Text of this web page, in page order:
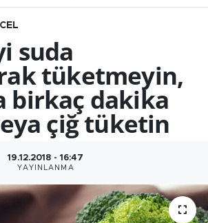
suda
tüketmeyin,
birkaç dakika
çiğ tüketin
19.12.2018 - 16:47
YAYINLANMA
Eğlence
Ligi Puan Durumu ve Fikstür
Haberleri